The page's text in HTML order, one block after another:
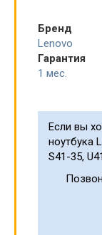
Бренд
Lenovo
Гарантия
1 мес.
Если вы
ноутбука
S41-35,